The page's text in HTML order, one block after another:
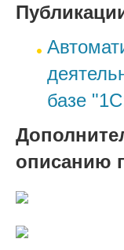
базе
описанию